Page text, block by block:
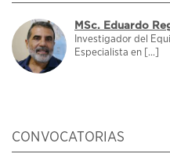
MSc. Eduardo
Investigador del
Especialista en [...]
CONVOCATORIAS